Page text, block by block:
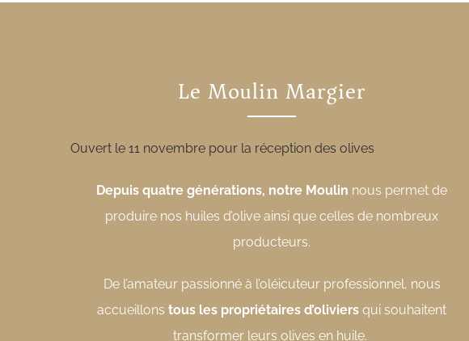
Le Moulin Margier
Ouvert le 11 novembre pour la réception des olives
Depuis quatre générations, notre Moulin nous permet de
produire nos huiles d’olive ainsi que celles de nombreux
producteurs.
De l’amateur passionné à l’oléicuteur professionnel, nous
accueillons tous les propriétaires d’oliviers qui souhaitent
transformer leurs olives en huile.